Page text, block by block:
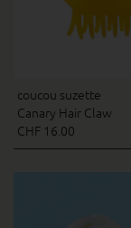
coucou suzette
Canary Hair Claw
CHF 16.00